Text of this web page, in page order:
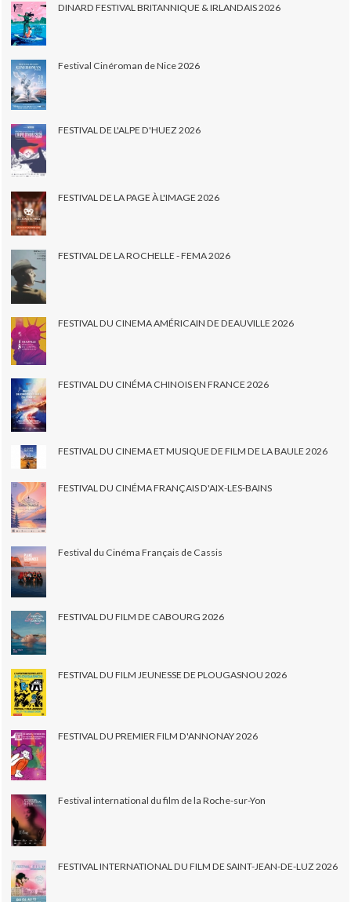
DINARD FESTIVAL BRITANNIQUE & IRLANDAIS 2026
Festival Cinéroman de Nice 2026
FESTIVAL DE L'ALPE D'HUEZ 2026
FESTIVAL DE LA PAGE À L'IMAGE 2026
FESTIVAL DE LA ROCHELLE - FEMA 2026
FESTIVAL DU CINEMA AMÉRICAIN DE DEAUVILLE 2026
FESTIVAL DU CINÉMA CHINOIS EN FRANCE 2026
FESTIVAL DU CINEMA ET MUSIQUE DE FILM DE LA BAULE 2026
FESTIVAL DU CINÉMA FRANÇAIS D'AIX-LES-BAINS
Festival du Cinéma Français de Cassis
FESTIVAL DU FILM DE CABOURG 2026
FESTIVAL DU FILM JEUNESSE DE PLOUGASNOU 2026
FESTIVAL DU PREMIER FILM D'ANNONAY 2026
Festival international du film de la Roche-sur-Yon
FESTIVAL INTERNATIONAL DU FILM DE SAINT-JEAN-DE-LUZ 2026